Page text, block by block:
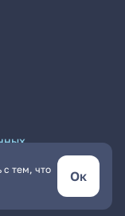
с тем, что
Ок